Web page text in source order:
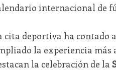
internacional de
cita deportiva ha contado
la experiencia más
la celebración de la